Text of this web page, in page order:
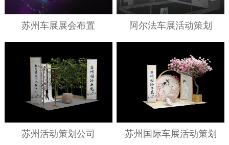
苏州车展展会布置 阿尔法车展活动策划
苏州活动策划公司 苏州国际车展活动策划